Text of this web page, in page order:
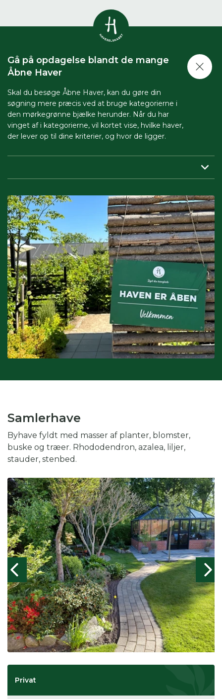
Gå på opdagelse blandt de mange
Åbne Haver
Skal du besøge Åbne Haver, kan du gøre din
søgning mere præcis ved at bruge kategorierne i
den mørkegrønne bjælke herunder. Når du har
vinget af i kategorierne, vil kortet vise, hvilke haver,
der lever op til dine kriterier, og hvor de ligger.
Region:her indsnævrer du, så du får vist haver tæt på dig.
Periode:vil du besøge Åbne Haver i en bestemt periode,
skal du sætte både start- og slutdato på.
Interesser:du kan også søge på interesser, hvis du fx er
glad for drivhus eller biodiversitet.
Kombination af kategorier:du kan også vinge af i flere
kategorier for at gøre din søgning endnu mere specifik.
Skal du fx på weekendtur til Silkeborg og er glad for drivhus,
kan du med fordel både vinge af i periode, region og
interesse.
Havestof
0resultater
Arrangementer
0resultater
Åbne haver
Du skal indtaste minimum 3
tegn for at se resultater
Her kan du søge i hele vores katalog af
artikler, arrangementer, produkter og åbne
haver.
Samlerhave
Byhave fyldt med masser af planter, blomster,
buske og træer. Rhododendron, azalea, liljer,
stauder, stenbed.
Privat